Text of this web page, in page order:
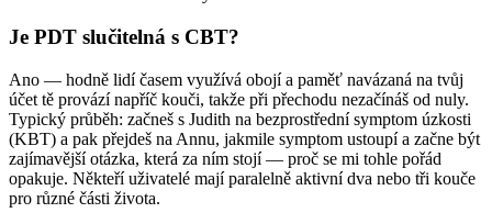
Je PDT slučitelná s CBT?
Ano — hodně lidí časem využívá obojí a paměť navázaná na tvůj
účet tě provází napříč kouči, takže při přechodu nezačínáš od nuly.
Typický průběh: začneš s Judith na bezprostřední symptom úzkosti
(KBT) a pak přejdeš na Annu, jakmile symptom ustoupí a začne být
zajímavější otázka, která za ním stojí — proč se mi tohle pořád
opakuje. Někteří uživatelé mají paralelně aktivní dva nebo tři kouče
pro různé části života.